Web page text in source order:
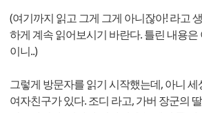
(여기까지 읽고 그게 그게 아니잖아! 라고
하게 계속 읽어보시기 바란다. 틀린 내용은
이니..)
그렇게 방문자를 읽기 시작했는데, 아니
여자친구가 있다. 조디 라고, 가버 장군의